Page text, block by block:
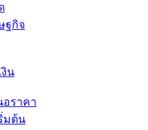
ฐกิจ
งิน
อราคา
มต้น